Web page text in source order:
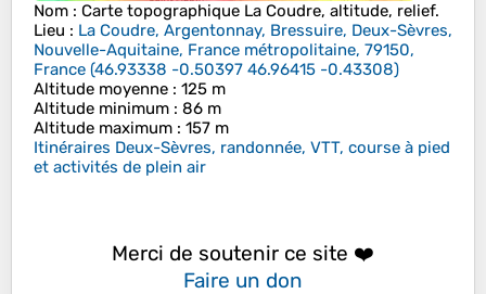
Nom : Carte topographique La Coudre, altitude, relief.
Lieu : La Coudre, Argentonnay, Bressuire, Deux-Sèvres,
Nouvelle-Aquitaine, France métropolitaine, 79150,
France (46.93338 -0.50397 46.96415 -0.43308)
Altitude moyenne : 125 m
Altitude minimum : 86 m
Altitude maximum : 157 m
Itinéraires Deux-Sèvres, randonnée, VTT, course à pied
et activités de plein air
Merci de soutenir ce site ❤️
Faire un don